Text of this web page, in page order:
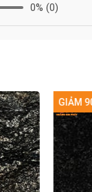
0% (0)
GIẢM 90%